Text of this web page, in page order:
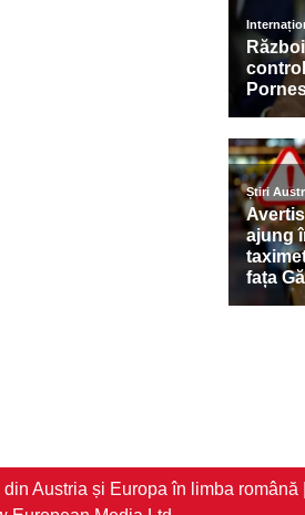
Austria și Europa în limba română